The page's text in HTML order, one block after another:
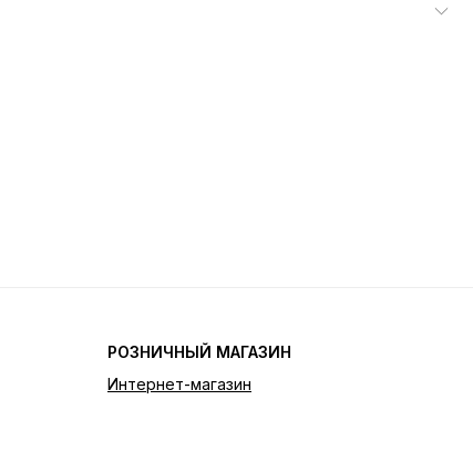
РОЗНИЧНЫЙ МАГАЗИН
Интернет-магазин